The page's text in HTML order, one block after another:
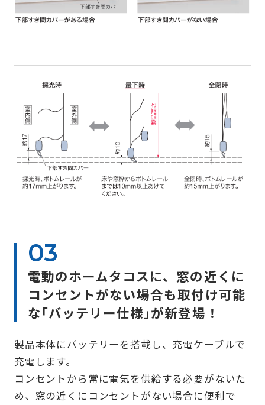
電動のホームタコスに、窓の近くに
コンセントがない場合も取付け可能
な｢バッテリー仕様｣が新登場！
製品本体にバッテリーを搭載し、充電ケーブルで
充電します。
コンセントから常に電気を供給する必要がないた
め、窓の近くにコンセントがない場合に便利で